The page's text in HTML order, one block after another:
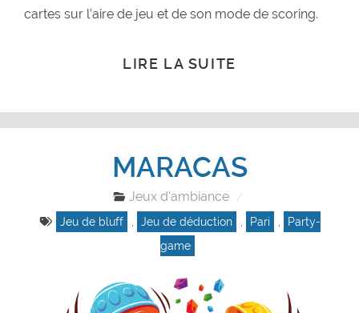
cartes sur l’aire de jeu et de son mode de scoring.
LIRE LA SUITE
MARACAS
Jeux d'ambiance
Jeu de bluff Jeu de déduction Pari
Party-
game